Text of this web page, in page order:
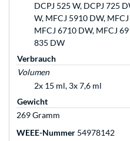
DCPJ 525 W, DCPJ 725
W, MFCJ 5910 DW,
MFCJ 6710 DW, MFCJ
835 DW
Verbrauch
Volumen
2x 15 ml, 3x 7,6 ml
Gewicht
269 Gramm
WEEE-Nummer 54978142